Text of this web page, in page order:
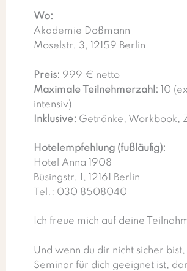
Wo:
Akademie Doßmann
Moselstr. 3, 12159 Berlin
Preis: 999 € netto
Maximale Teilnehmerzahl: 10
intensiv)
Inklusive: Getränke, Workbook,
Hotelempfehlung (fußläufig):
Hotel Anna 1908
Büsingstr. 1, 12161 Berlin
Tel.: 030 8508040
Ich freue mich auf deine
Und wenn du dir nicht sicher
Seminar für dich geeignet ist,